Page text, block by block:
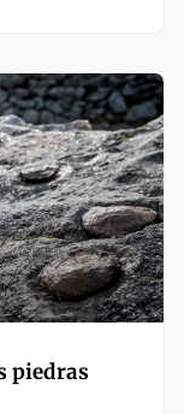
piedras